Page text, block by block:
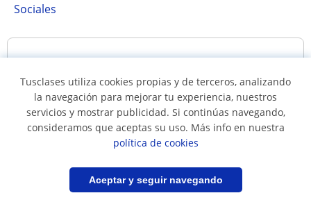
Guardar búsqueda
Sociales
Tipos de clases impartidas en
Bucaramanga
a domicilio clases online
Poblaciones cercanas a Bucaramanga
Tusclases utiliza cookies propias y de terceros, analizando
la navegación para mejorar tu experiencia, nuestros
servicios y mostrar publicidad. Si continúas navegando,
consideramos que aceptas su uso. Más info en nuestra
política de cookies
Aceptar y seguir navegando